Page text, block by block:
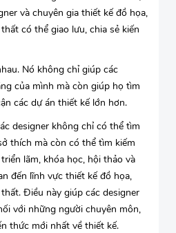
và chuyên gia thiết kế đồ họa,
có thể giao lưu, chia sẻ kiến
Nó không chỉ giúp các
của mình mà còn giúp họ tìm
các dự án thiết kế lớn hơn.
designer không chỉ có thể tìm
thích mà còn có thể tìm kiếm
lãm, khóa học, hội thảo và
đến lĩnh vực thiết kế đồ họa,
Điều này giúp các designer
với những người chuyên môn,
thức mới nhất về thiết kế.